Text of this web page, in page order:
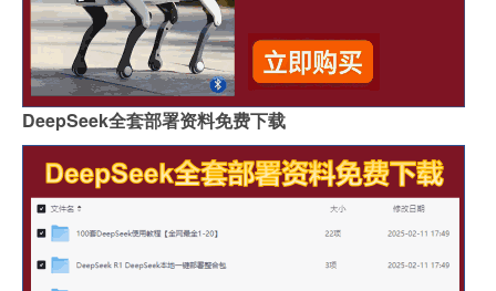
DeepSeek全套部署资料免费下载